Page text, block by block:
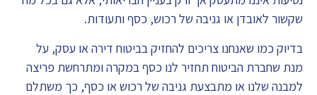
שקשור לאובדן או גניבה של רכוש, כסף ותעודות.
בדיוק כמו שאנחנו צריכים להחזיק בביטוח דירה או עסק, על
מנת שחברת הביטוח תחזיר לנו כסף במקרה ומתרחשת פריצה
למבנה שלנו או מתבצעת גניבה של רכוש או כסף, כך משתלם